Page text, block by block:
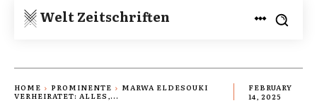
Welt Zeitschriften
HOME PROMINENTE
MARWA ELDESOUKI
VERHEIRATET: ALLES,...
FEBRUARY
14, 2025